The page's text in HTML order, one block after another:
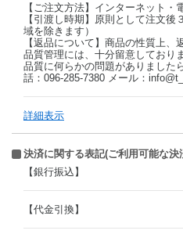
【ご注文方法】インターネット・
【引渡し時期】原則として注文
域を除きます）
【返品について】商品の性質上、
品質管理には、十分留意しており
品質に何らかの問題がありました
話：096-285-7380 メール：
詳細表示
決済に関する表記(ご利用可能な決
【銀行振込】
【代金引換】